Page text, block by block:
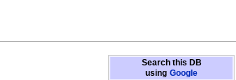
Search this DB
using Google